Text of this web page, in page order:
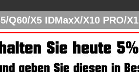
X5 IDMaxX/X10 PRO/